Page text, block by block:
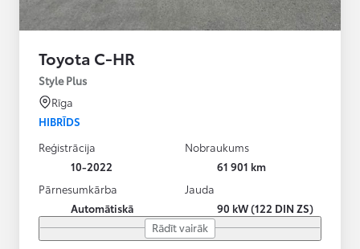
Toyota C-HR
Style Plus
Rīga
HIBRĪDS
Reģistrācija
10-2022
Nobraukums
61 901 km
Pārnesumkārba
Automātiskā
Jauda
90 kW (122 DIN ZS)
Rādīt vairāk